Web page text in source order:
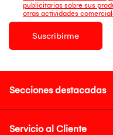
publicitarias sobre sus
otras actividades
Suscribirme
Secciones destacadas
Servicio al Cliente